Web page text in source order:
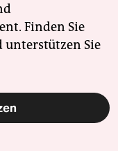
Finden Sie
unterstützen Sie